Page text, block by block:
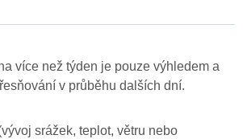
více než týden je pouze výhledem a
v průběhu dalších dní.
srážek, teplot, větru nebo